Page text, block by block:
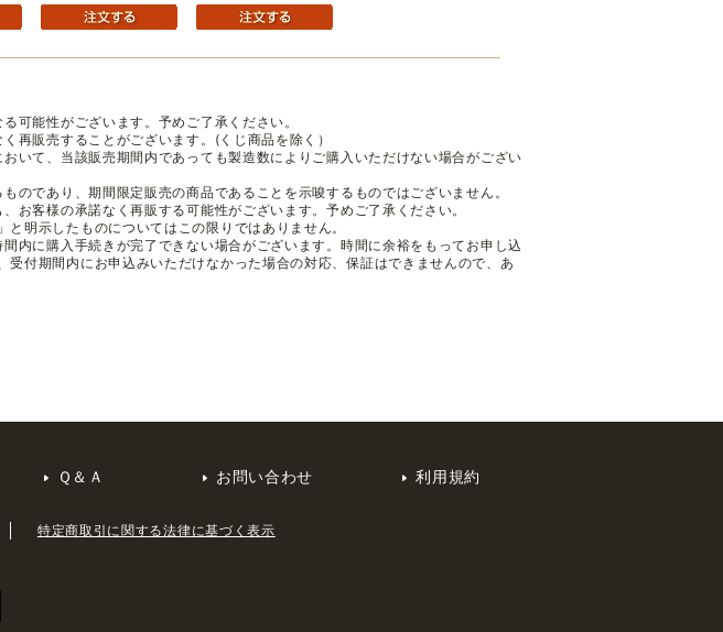
可能性がございます。予めご了承ください。
再販売することがございます。(くじ商品を除く）
いて、当該販売期間内であっても製造数によりご購入いただけない場合がござい
のであり、期間限定販売の商品であることを示唆するものではございません。
お客様の承諾なく再販する可能性がございます。予めご了承ください。
明示したものについてはこの限りではありません。
内に購入手続きが完了できない場合がございます。時間に余裕をもってお申し込
受付期間内にお申込みいただけなかった場合の対応、保証はできませんので、あ
Ｑ＆Ａ お問い合わせ 利用規約
特定商取引に関する法律に基づく表示